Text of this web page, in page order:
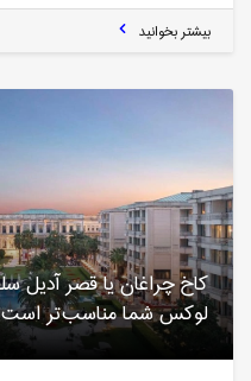
بیشتر بخوانید
کاخ چراغان یا قصر آدیل
لوکس شما مناسب‌تر